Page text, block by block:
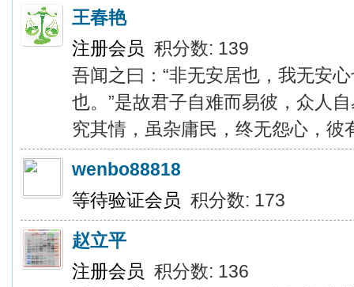
王春艳
注册会员 积分数: 139
吾闻之曰：“非无安居也，我无安
也。”是故君子自难而易彼，众人
究其情，虽杂庸民，终无怨心，彼
wenbo88818
等待验证会员 积分数: 173
赵立平
注册会员 积分数: 136